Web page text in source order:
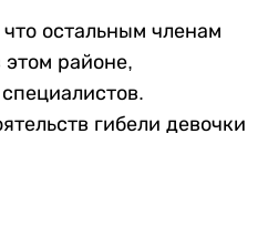
остальным членам
районе,
гибели девочки